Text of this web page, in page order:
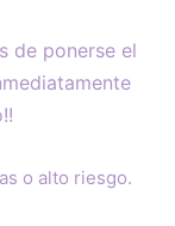
de ponerse el
o alto riesgo.